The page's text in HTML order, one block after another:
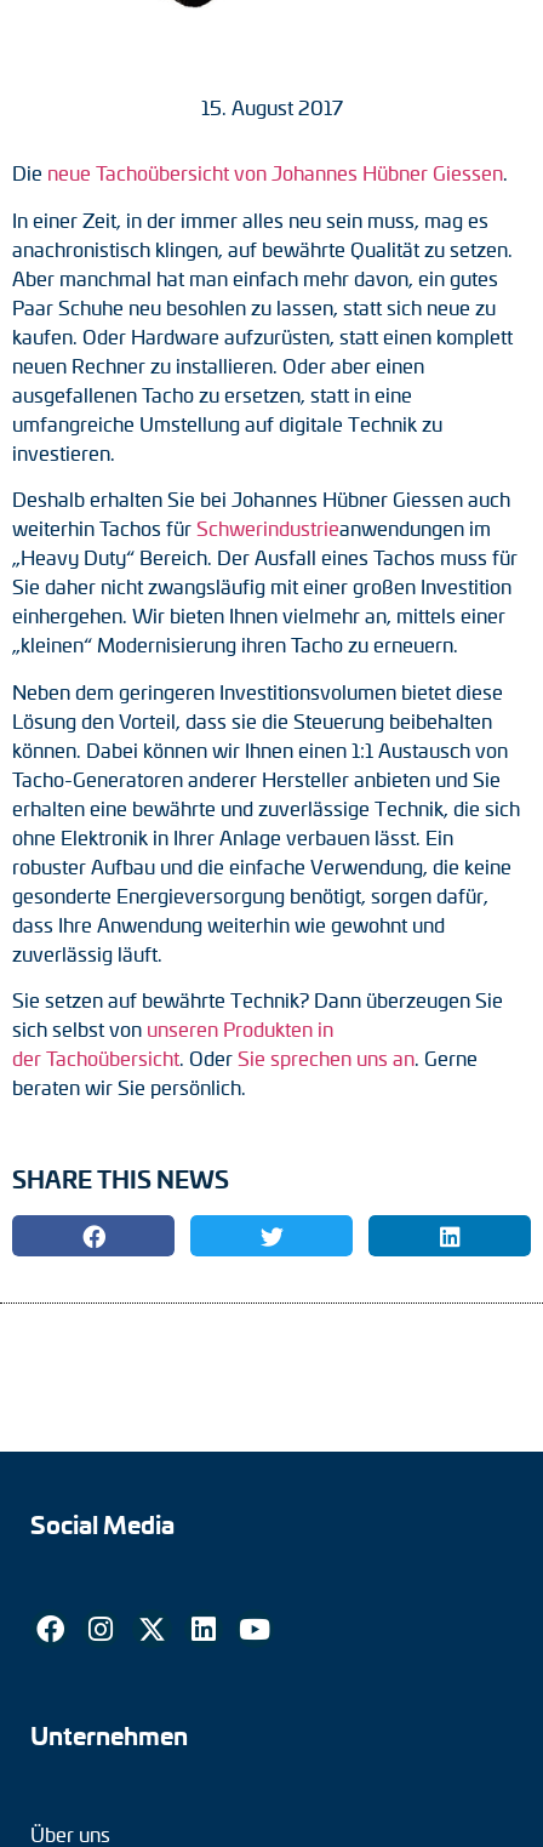
Frequenz-Spannungs-Wandler
Handmessgeräte
Kabelschutz
Kupplungen
Adapterwellen
Drehmomentstützen
DC Motoren
AC Synchrongeneratoren
15. August 2017
Die neue Tachoübersicht von Johannes Hübner Giessen.
In einer Zeit, in der immer alles neu sein muss, mag es
anachronistisch klingen, auf bewährte Qualität zu setzen.
Aber manchmal hat man einfach mehr davon, ein gutes
Paar Schuhe neu besohlen zu lassen, statt sich neue zu
kaufen. Oder Hardware aufzurüsten, statt einen komplett
neuen Rechner zu installieren. Oder aber einen
ausgefallenen Tacho zu ersetzen, statt in eine
umfangreiche Umstellung auf digitale Technik zu
investieren.
Deshalb erhalten Sie bei Johannes Hübner Giessen auch
weiterhin Tachos für Schwerindustrieanwendungen im
„Heavy Duty“ Bereich. Der Ausfall eines Tachos muss für
Sie daher nicht zwangsläufig mit einer großen Investition
einhergehen. Wir bieten Ihnen vielmehr an, mittels einer
„kleinen“ Modernisierung ihren Tacho zu erneuern.
Neben dem geringeren Investitionsvolumen bietet diese
Lösung den Vorteil, dass sie die Steuerung beibehalten
können. Dabei können wir Ihnen einen 1:1 Austausch von
Tacho-Generatoren anderer Hersteller anbieten und Sie
erhalten eine bewährte und zuverlässige Technik, die sich
ohne Elektronik in Ihrer Anlage verbauen lässt. Ein
robuster Aufbau und die einfache Verwendung, die keine
gesonderte Energieversorgung benötigt, sorgen dafür,
dass Ihre Anwendung weiterhin wie gewohnt und
zuverlässig läuft.
Sie setzen auf bewährte Technik? Dann überzeugen Sie
sich selbst von unseren Produkten in
der Tachoübersicht. Oder Sie sprechen uns an. Gerne
beraten wir Sie persönlich.
SHARE THIS NEWS
Social Media
Unternehmen
Über uns